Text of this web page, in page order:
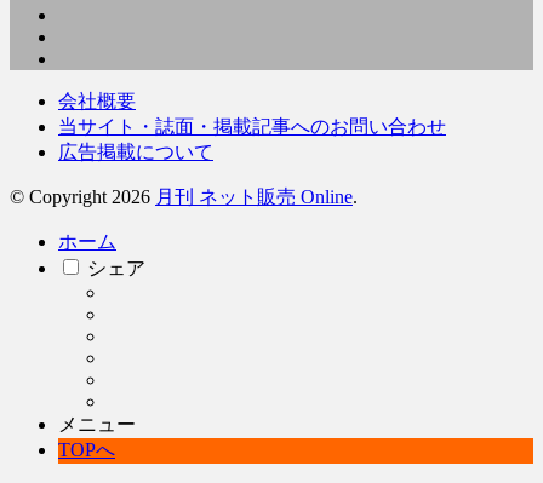
会社概要
当サイト・誌面・掲載記事へのお問い合わせ
広告掲載について
© Copyright 2026 月刊 ネット販売 Online.
ホーム
シェア
メニュー
TOPへ